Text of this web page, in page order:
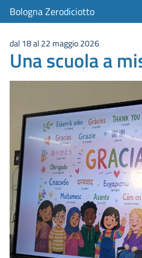
item 1 of 2
Bologna Zerodiciotto
dal 18 al 22 maggio 2026
Una scuola a